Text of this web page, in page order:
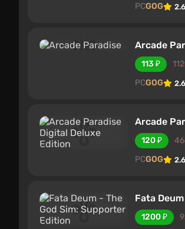
PCGOG 2.6
Arcade
113 ₽
PCGOG 2.6
Arcade
120 ₽
PCGOG 2.6
Fata
1200 ₽